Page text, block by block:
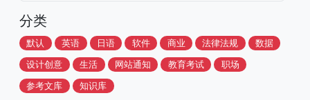
分类
默认 英语 日语 软件 商业 法律法规
数据
设计创意
生活 网站通知 教育考试
职场
参考文库
知识库